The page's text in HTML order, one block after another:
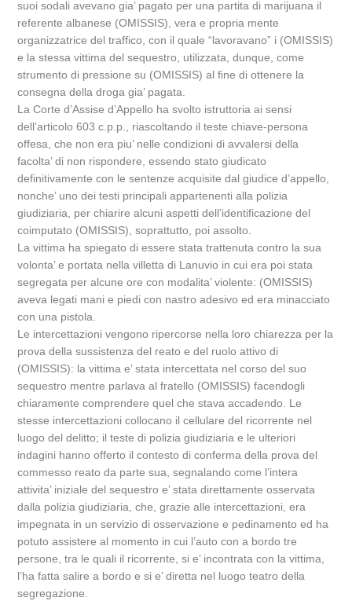
suoi sodali avevano gia’ pagato per una partita di marijuana il
referente albanese (OMISSIS), vera e propria mente
organizzatrice del traffico, con il quale “lavoravano” i (OMISSIS)
e la stessa vittima del sequestro, utilizzata, dunque, come
strumento di pressione su (OMISSIS) al fine di ottenere la
consegna della droga gia’ pagata.
La Corte d’Assise d’Appello ha svolto istruttoria ai sensi
dell’articolo 603 c.p.p., riascoltando il teste chiave-persona
offesa, che non era piu’ nelle condizioni di avvalersi della
facolta’ di non rispondere, essendo stato giudicato
definitivamente con le sentenze acquisite dal giudice d’appello,
nonche’ uno dei testi principali appartenenti alla polizia
giudiziaria, per chiarire alcuni aspetti dell’identificazione del
coimputato (OMISSIS), soprattutto, poi assolto.
La vittima ha spiegato di essere stata trattenuta contro la sua
volonta’ e portata nella villetta di Lanuvio in cui era poi stata
segregata per alcune ore con modalita’ violente: (OMISSIS)
aveva legati mani e piedi con nastro adesivo ed era minacciato
con una pistola.
Le intercettazioni vengono ripercorse nella loro chiarezza per la
prova della sussistenza del reato e del ruolo attivo di
(OMISSIS): la vittima e’ stata intercettata nel corso del suo
sequestro mentre parlava al fratello (OMISSIS) facendogli
chiaramente comprendere quel che stava accadendo. Le
stesse intercettazioni collocano il cellulare del ricorrente nel
luogo del delitto; il teste di polizia giudiziaria e le ulteriori
indagini hanno offerto il contesto di conferma della prova del
commesso reato da parte sua, segnalando come l’intera
attivita’ iniziale del sequestro e’ stata direttamente osservata
dalla polizia giudiziaria, che, grazie alle intercettazioni, era
impegnata in un servizio di osservazione e pedinamento ed ha
potuto assistere al momento in cui l’auto con a bordo tre
persone, tra le quali il ricorrente, si e’ incontrata con la vittima,
l’ha fatta salire a bordo e si e’ diretta nel luogo teatro della
segregazione.